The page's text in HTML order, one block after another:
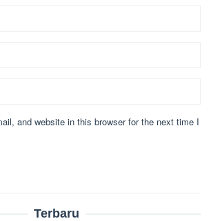
and website in this browser for the next time I
Terbaru